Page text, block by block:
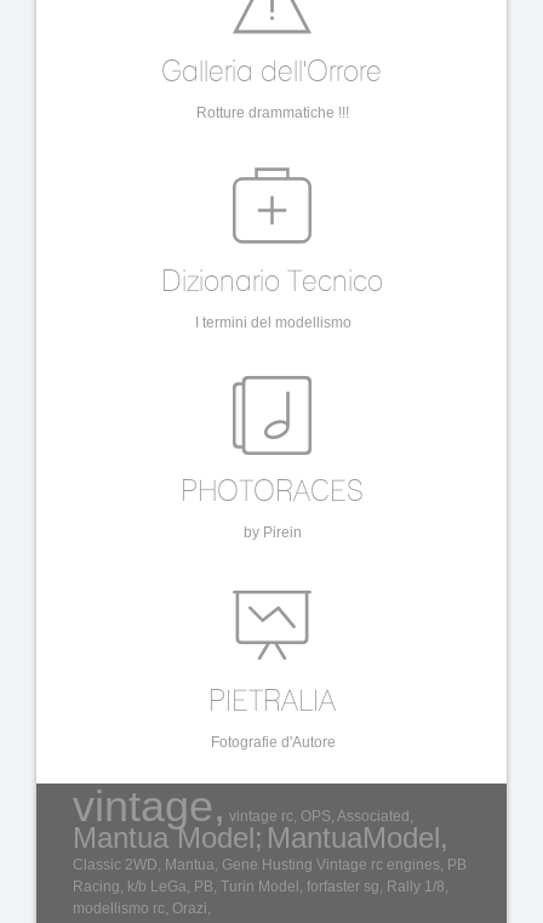
Galleria dell'Orrore
Rotture drammatiche !!!
Dizionario Tecnico
I termini del modellismo
PHOTORACES
by Pirein
PIETRALIA
Fotografie d'Autore
vintage, vintage rc, OPS, Associated,
Mantua Model; MantuaModel,
Classic 2WD, Mantua, Gene Husting Vintage rc engines, PB
Racing, k/b LeGa, PB, Turin Model, forfaster sg, Rally 1/8,
modellismo rc, Orazi,